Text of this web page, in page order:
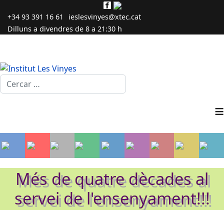
+34 93 391 16 61
ieslesvinyes@xtec.cat
Dilluns a divendres de 8 a 21:30 h
Cercar...
≡
Més de quatre dècades al
servei de l'ensenyament!!!